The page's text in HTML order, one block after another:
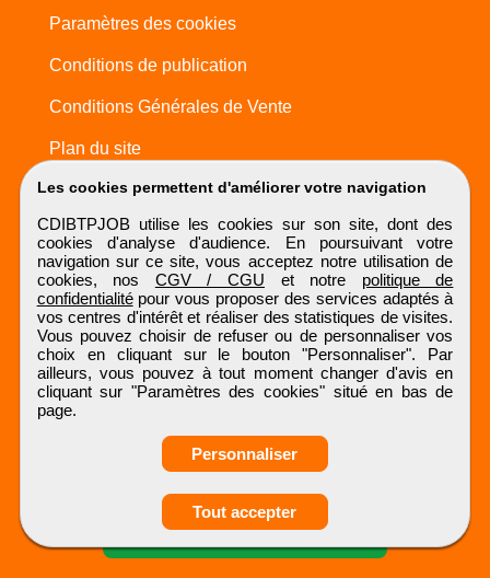
Obtenir ses
coordonnées
Les cookies permettent d'améliorer votre navigation
CDIBTPJOB utilise les cookies sur son site, dont des
cookies d'analyse d'audience. En poursuivant votre
navigation sur ce site, vous acceptez notre utilisation de
cookies, nos CGV / CGU et notre politique de
confidentialitépour vous proposer des services adaptés à
vos centres d'intérêt et réaliser des statistiques de visites.
Vous pouvez choisir de refuser ou de personnaliser vos
choix en cliquant sur le bouton "Personnaliser". Par
ailleurs, vous pouvez à tout moment changer d'avis en
cliquant sur "Paramètres des cookies" situé en bas de
page.
Personnaliser
Tout accepter
Paramètres des cookies
Conditions de publication
Conditions Générales de Vente
Plan du site
CDIBTPJOB
Tous droits réservés © 1999 - 2026